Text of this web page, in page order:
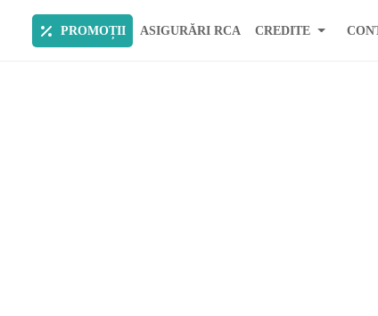
PROMOȚII ASIGURĂRI RCA CREDITE